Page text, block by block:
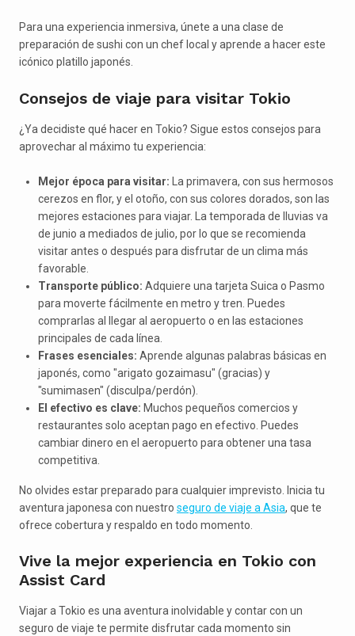
Para una experiencia inmersiva, únete a una clase de
preparación de sushi con un chef local y aprende a hacer este
icónico platillo japonés.
Consejos de viaje para visitar Tokio
¿Ya decidiste qué hacer en Tokio? Sigue estos consejos para
aprovechar al máximo tu experiencia:
Mejor época para visitar: La primavera, con sus hermosos
cerezos en flor, y el otoño, con sus colores dorados, son las
mejores estaciones para viajar. La temporada de lluvias va
de junio a mediados de julio, por lo que se recomienda
visitar antes o después para disfrutar de un clima más
favorable.
Transporte público: Adquiere una tarjeta Suica o Pasmo
para moverte fácilmente en metro y tren. Puedes
comprarlas al llegar al aeropuerto o en las estaciones
principales de cada línea.
Frases esenciales: Aprende algunas palabras básicas en
japonés, como "arigato gozaimasu" (gracias) y
"sumimasen" (disculpa/perdón).
El efectivo es clave: Muchos pequeños comercios y
restaurantes solo aceptan pago en efectivo. Puedes
cambiar dinero en el aeropuerto para obtener una tasa
competitiva.
No olvides estar preparado para cualquier imprevisto. Inicia tu
aventura japonesa con nuestro seguro de viaje a Asia, que te
ofrece cobertura y respaldo en todo momento.
Vive la mejor experiencia en Tokio con
Assist Card
Viajar a Tokio es una aventura inolvidable y contar con un
seguro de viaje te permite disfrutar cada momento sin